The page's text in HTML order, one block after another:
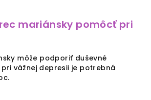
mariánsky pomôcť pri
môže podporiť duševné
vážnej depresii je potrebná